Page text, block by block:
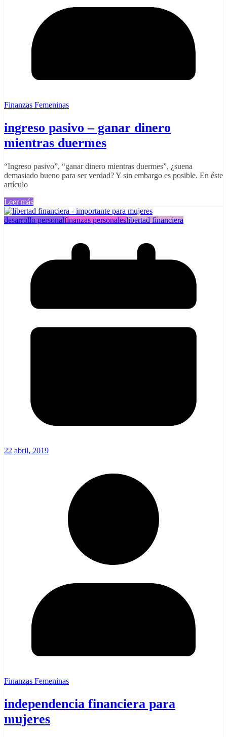
Finanzas Femeninas
ingreso pasivo – ganar dinero
mientras duermes
“Ingreso pasivo”, “ganar dinero mientras duermes”, ¿suena
demasiado bueno para ser verdad? Y sin embargo es posible. En éste
artículo
Leer más
desarrollo personalfinanzas personaleslibertad financiera
22 abril, 2019
Finanzas Femeninas
independencia financiera para
mujeres